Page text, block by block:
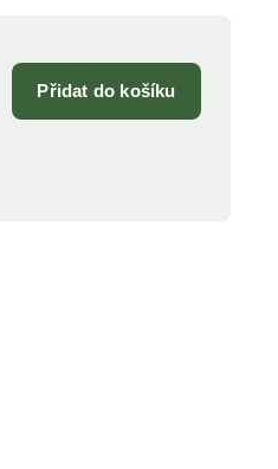
Přidat do košíku